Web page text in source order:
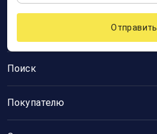
Поиск
Покупателю
Отправить